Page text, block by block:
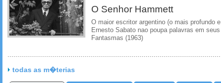
O Senhor Hammett
O maior escritor argentino (o mais profundo
Ernesto Sabato nao poupa palavras em
Fantasmas (1963)
todas as m�terias